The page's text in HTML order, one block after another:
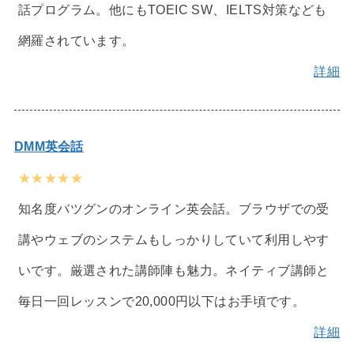
話プログラム。他にもTOEIC SW、IELTS対策なども
網羅されています。
詳細
DMM英会話
★★★★★
知名度バツグンのオンライン英会話。ブラウザでの受
講やウェブのシステムもしっかりしていて利用しやす
いです。厳選された講師陣も魅力。ネイティブ講師と
毎日一回レッスンで20,000円以下はお手頃です。
詳細